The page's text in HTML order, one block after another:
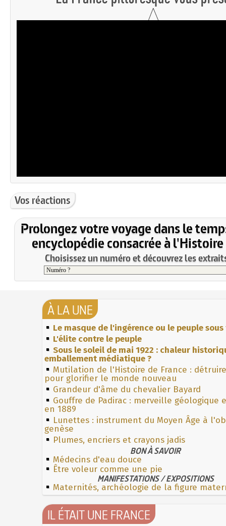
Vos réactions
Prolongez votre voyage dans le
encyclopédie consacrée à l'Histoire
Choisissez un numéro et découvrez les
À LA UNE
Le masque de l'ingérence ou le peuple
L'élite contre le peuple
Sous le soleil de mai 1922 : chaleur
emballement médiatique ?
Mutilation de l'Histoire de France :
pour glorifier le monde nouveau
Grandeur d'âme du chevalier Bayard
Gouffre de Padirac : merveille géologique
en 1889
Lunettes : instrument du Moyen Âge à
genèse
Plumes, encriers et crayons jadis
BON À SAVOIR
Médecins d'eau douce
Être voleur comme une pie
MANIFESTATIONS / EXPOSITIONS
Maternités, archéologie de la figure
IL ÉTAIT UNE FRANCE